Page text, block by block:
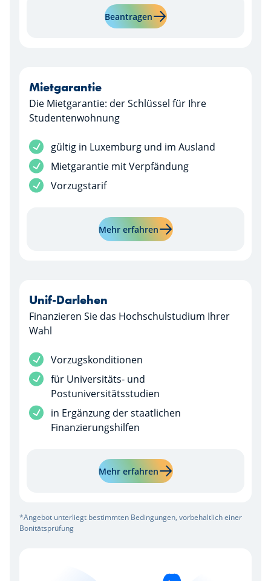
BeantragenMehr erfahren über
Mietgarantie
Die Mietgarantie: der Schlüssel für Ihre
Studentenwohnung
Dienstleistung inbegriffen
gültig in Luxemburg und im Ausland
Dienstleistung inbegriffen
Mietgarantie mit Verpfändung
Dienstleistung inbegriffen
Vorzugstarif
Mehr erfahrenMehr erfahren über
Unif-Darlehen
Finanzieren Sie das Hochschulstudium Ihrer
Wahl
Dienstleistung inbegriffen
Vorzugskonditionen
Dienstleistung inbegriffen
für Universitäts- und
Postuniversitätsstudien
Dienstleistung inbegriffen
in Ergänzung der staatlichen
Finanzierungshilfen
Mehr erfahrenMehr erfahren über "Unif-
*Angebot unterliegt bestimmten Bedingungen, vorbehaltlich einer
Bonitätsprüfung